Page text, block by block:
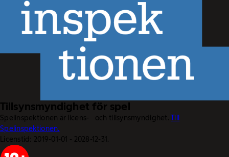
Tillsynsmyndighet för spel
Spelinspektionen är licens- och tillsynsmyndighet.Till
Spelinspektionen.
Licenstid: 2019-01-01 - 2028-12-31.